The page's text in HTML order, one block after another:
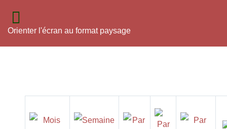
Orienter l'écran au format paysage